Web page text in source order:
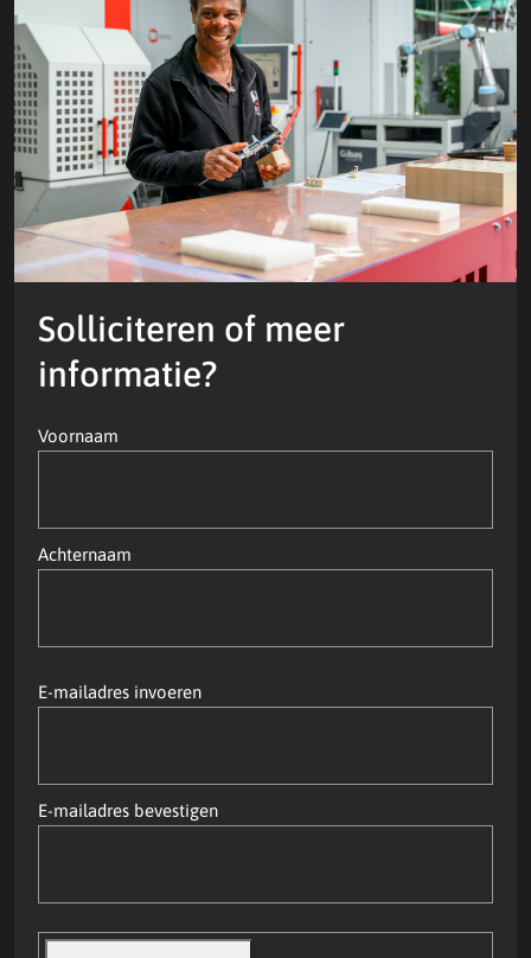
Solliciteren of meer
informatie?
Naam
(Vereist)
Voornaam
Achternaam
E-
mailadres
E-mailadres invoeren
E-mailadres bevestigen
Upload